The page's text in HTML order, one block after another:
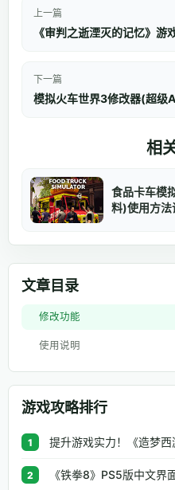
上一篇
下一篇
模拟火车世界3修改器(超级
相
食品卡车模
料)使用方法
文章目录
修改功能
使用说明
游戏攻略排行
1
2 《铁拳8》PS5版中文界